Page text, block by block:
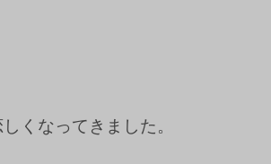
くなってきました。